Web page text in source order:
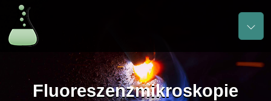
Fluoreszenzmikroskopie